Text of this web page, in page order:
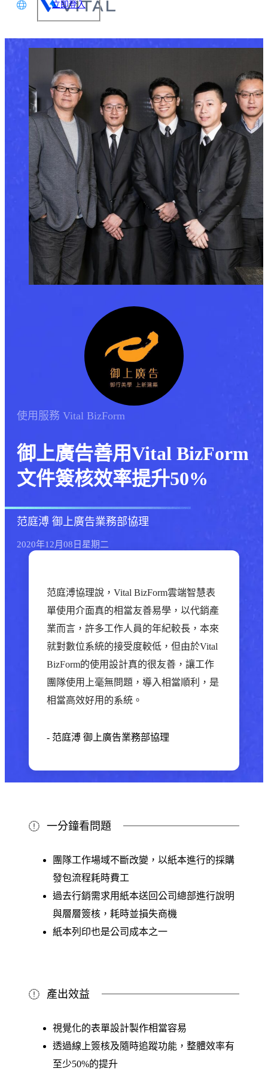
立即登入
使用服務 Vital BizForm
御上廣告善用Vital BizForm
文件簽核效率提升50%
范庭溥 御上廣告業務部協理
2020年12月 08日 星期二
范庭溥協理說，Vital BizForm雲端智慧表
單使用介面真的相當友善易學，以代銷產
業而言，許多工作人員的年紀較長，本來
就對數位系統的接受度較低，但由於Vital
BizForm的使用設計真的很友善，讓工作
團隊使用上毫無問題，導入相當順利，是
相當高效好用的系統。
- 范庭溥 御上廣告業務部協理
一分鐘看問題
團隊工作場域不斷改變，以紙本進行的採購
發包流程耗時費工
過去行銷需求用紙本送回公司總部進行說明
與層層簽核，耗時並損失商機
紙本列印也是公司成本之一
產出效益
視覺化的表單設計製作相當容易
透過線上簽核及隨時追蹤功能，整體效率有
至少50%的提升